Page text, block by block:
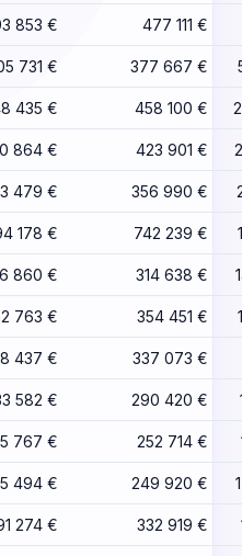
853 € 477 111 €
731 € 377 667 €
435 € 458 100 €
864 € 423 901 €
479 € 356 990 €
178 € 742 239 €
860 € 314 638 €
763 € 354 451 €
437 € 337 073 €
582 € 290 420 €
767 € 252 714 €
494 € 249 920 €
274 € 332 919 €